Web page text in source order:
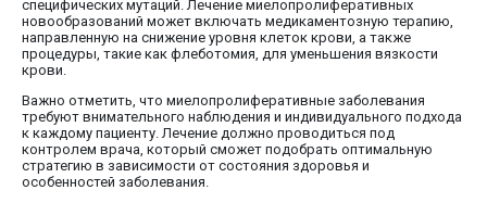
специфических мутаций. Лечение миелопролиферативных
новообразований может включать медикаментозную терапию,
направленную на снижение уровня клеток крови, а также
процедуры, такие как флеботомия, для уменьшения вязкости
крови.
Важно отметить, что миелопролиферативные заболевания
требуют внимательного наблюдения и индивидуального подхода
к каждому пациенту. Лечение должно проводиться под
контролем врача, который сможет подобрать оптимальную
стратегию в зависимости от состояния здоровья и
особенностей заболевания.